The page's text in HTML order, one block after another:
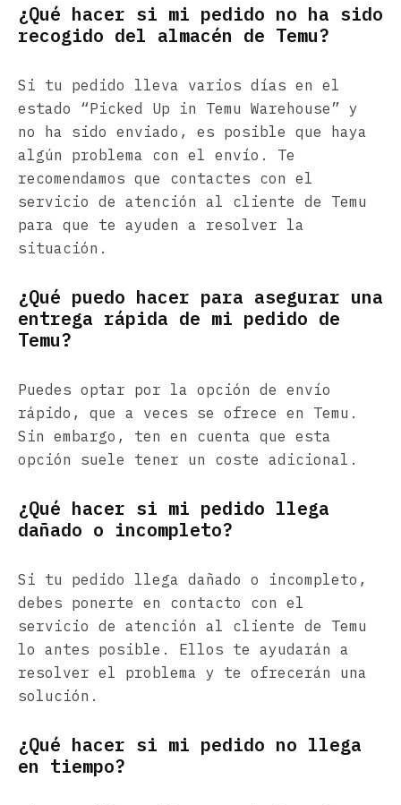
¿Qué hacer si mi pedido no ha sido
recogido del almacén de Temu?
Si tu pedido lleva varios días en el
estado “Picked Up in Temu Warehouse” y
no ha sido enviado, es posible que haya
algún problema con el envío. Te
recomendamos que contactes con el
servicio de atención al cliente de Temu
para que te ayuden a resolver la
situación.
¿Qué puedo hacer para asegurar una
entrega rápida de mi pedido de
Temu?
Puedes optar por la opción de envío
rápido, que a veces se ofrece en Temu.
Sin embargo, ten en cuenta que esta
opción suele tener un coste adicional.
¿Qué hacer si mi pedido llega
dañado o incompleto?
Si tu pedido llega dañado o incompleto,
debes ponerte en contacto con el
servicio de atención al cliente de Temu
lo antes posible. Ellos te ayudarán a
resolver el problema y te ofrecerán una
solución.
¿Qué hacer si mi pedido no llega
en tiempo?